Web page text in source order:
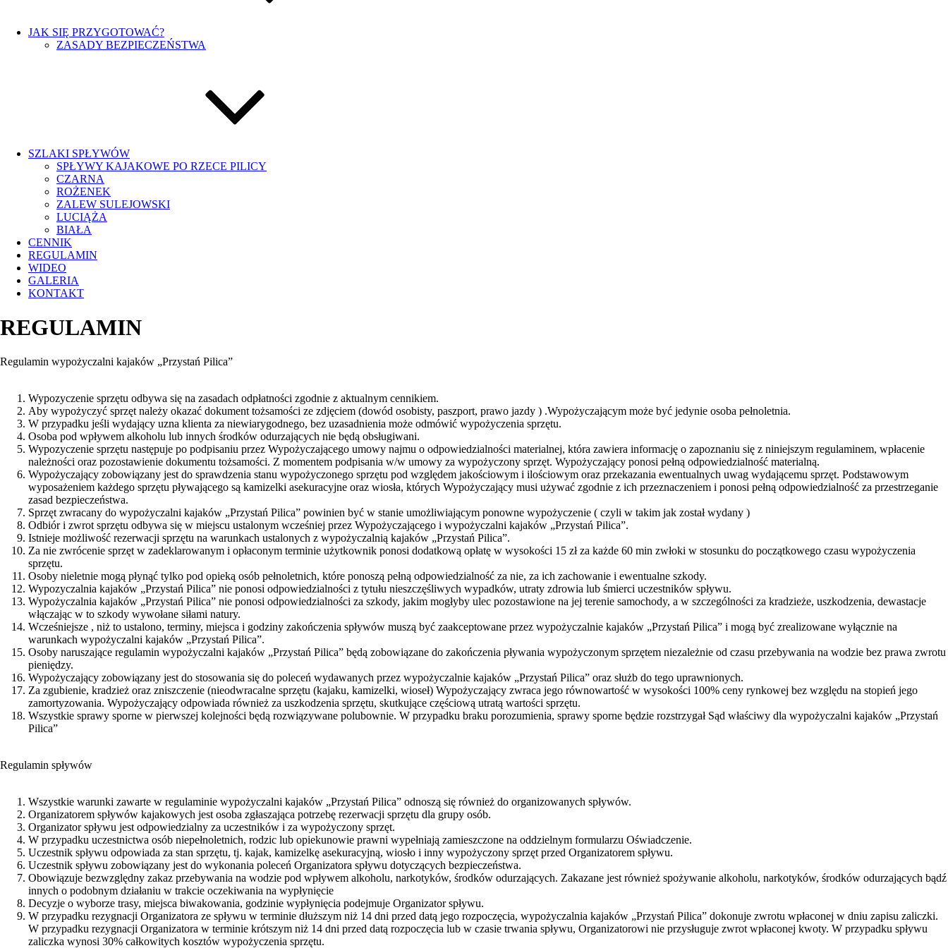
JAK SIĘ PRZYGOTOWAĆ?
ZASADY BEZPIECZEŃSTWA
SZLAKI SPŁYWÓW
SPŁYWY KAJAKOWE PO RZECE PILICY
CZARNA
ROŻENEK
ZALEW SULEJOWSKI
LUCIĄŻA
BIAŁA
CENNIK
REGULAMIN
WIDEO
GALERIA
KONTAKT
REGULAMIN
Regulamin wypożyczalni kajaków „Przystań Pilica”
Wypozyczenie sprzętu odbywa się na zasadach odpłatności zgodnie z aktualnym cennikiem.
Aby wypożyczyć sprzęt należy okazać dokument tożsamości ze zdjęciem (dowód osobisty, paszport, prawo jazdy ) .Wypożyczającym może być jedynie osoba pełnoletnia.
W przypadku jeśli wydający uzna klienta za niewiarygodnego, bez uzasadnienia może odmówić wypożyczenia sprzętu.
Osoba pod wpływem alkoholu lub innych środków odurzających nie będą obsługiwani.
Wypozyczenie sprzętu następuje po podpisaniu przez Wypożyczającego umowy najmu o odpowiedzialności materialnej, która zawiera informację o zapoznaniu się z niniejszym regulaminem, wpłacenie
należności oraz pozostawienie dokumentu tożsamości. Z momentem podpisania w/w umowy za wypożyczony sprzęt. Wypożyczający ponosi pełną odpowiedzialność materialną.
Wypożyczający zobowiązany jest do sprawdzenia stanu wypożyczonego sprzętu pod względem jakościowym i ilościowym oraz przekazania ewentualnych uwag wydającemu sprzęt. Podstawowym
wyposażeniem każdego sprzętu pływającego są kamizelki asekuracyjne oraz wiosła, których Wypożyczający musi używać zgodnie z ich przeznaczeniem i ponosi pełną odpowiedzialność za przestrzeganie
zasad bezpieczeństwa.
Sprzęt zwracany do wypożyczalni kajaków „Przystań Pilica” powinien być w stanie umożliwiającym ponowne wypożyczenie ( czyli w takim jak został wydany )
Odbiór i zwrot sprzętu odbywa się w miejscu ustalonym wcześniej przez Wypożyczającego i wypożyczalni kajaków „Przystań Pilica”.
Istnieje możliwość rezerwacji sprzętu na warunkach ustalonych z wypożyczalnią kajaków „Przystań Pilica”.
Za nie zwrócenie sprzęt w zadeklarowanym i opłaconym terminie użytkownik ponosi dodatkową opłatę w wysokości 15 zł za każde 60 min zwłoki w stosunku do początkowego czasu wypożyczenia
sprzętu.
Osoby nieletnie mogą płynąć tylko pod opieką osób pełnoletnich, które ponoszą pełną odpowiedzialność za nie, za ich zachowanie i ewentualne szkody.
Wypozyczalnia kajaków „Przystań Pilica” nie ponosi odpowiedzialności z tytułu nieszczęśliwych wypadków, utraty zdrowia lub śmierci uczestników spływu.
Wypożyczalnia kajaków „Przystań Pilica” nie ponosi odpowiedzialności za szkody, jakim mogłyby ulec pozostawione na jej terenie samochody, a w szczególności za kradzieże, uszkodzenia, dewastacje
włączając w to szkody wywołane siłami natury.
Wcześniejsze , niż to ustalono, terminy, miejsca i godziny zakończenia spływów muszą być zaakceptowane przez wypożyczalnie kajaków „Przystań Pilica” i mogą być zrealizowane wyłącznie na
warunkach wypożyczalni kajaków „Przystań Pilica”.
Osoby naruszające regulamin wypożyczalni kajaków „Przystań Pilica” będą zobowiązane do zakończenia pływania wypożyczonym sprzętem niezależnie od czasu przebywania na wodzie bez prawa zwrotu
pieniędzy.
Wypożyczający zobowiązany jest do stosowania się do poleceń wydawanych przez wypożyczalnie kajaków „Przystań Pilica” oraz służb do tego uprawnionych.
Za zgubienie, kradzież oraz zniszczenie (nieodwracalne sprzętu (kajaku, kamizelki, wioseł) Wypożyczający zwraca jego równowartość w wysokości 100% ceny rynkowej bez względu na stopień jego
zamortyzowania. Wypożyczający odpowiada również za uszkodzenia sprzętu, skutkujące częściową utratą wartości sprzętu.
Wszystkie sprawy sporne w pierwszej kolejności będą rozwiązywane polubownie. W przypadku braku porozumienia, sprawy sporne będzie rozstrzygał Sąd właściwy dla wypożyczalni kajaków „Przystań
Pilica”
Regulamin spływów
Wszystkie warunki zawarte w regulaminie wypożyczalni kajaków „Przystań Pilica” odnoszą się również do organizowanych spływów.
Organizatorem spływów kajakowych jest osoba zgłaszająca potrzebę rezerwacji sprzętu dla grupy osób.
Organizator spływu jest odpowiedzialny za uczestników i za wypożyczony sprzęt.
W przypadku uczestnictwa osób niepełnoletnich, rodzic lub opiekunowie prawni wypełniają zamieszczone na oddzielnym formularzu Oświadczenie.
Uczestnik spływu odpowiada za stan sprzętu, tj. kajak, kamizelkę asekuracyjną, wiosło i inny wypożyczony sprzęt przed Organizatorem spływu.
Uczestnik spływu zobowiązany jest do wykonania poleceń Organizatora spływu dotyczących bezpieczeństwa.
Obowiązuje bezwzględny zakaz przebywania na wodzie pod wpływem alkoholu, narkotyków, środków odurzających. Zakazane jest również spożywanie alkoholu, narkotyków, środków odurzających bądź
innych o podobnym działaniu w trakcie oczekiwania na wypłynięcie
Decyzje o wyborze trasy, miejsca biwakowania, godzinie wypłynięcia podejmuje Organizator spływu.
W przypadku rezygnacji Organizatora ze spływu w terminie dłuższym niż 14 dni przed datą jego rozpoczęcia, wypożyczalnia kajaków „Przystań Pilica” dokonuje zwrotu wpłaconej w dniu zapisu zaliczki.
W przypadku rezygnacji Organizatora w terminie krótszym niż 14 dni przed datą rozpoczęcia lub w czasie trwania spływu, Organizatorowi nie przysługuje zwrot wpłaconej kwoty. W przypadku spływu
zaliczka wynosi 30% całkowitych kosztów wypożyczenia sprzętu.